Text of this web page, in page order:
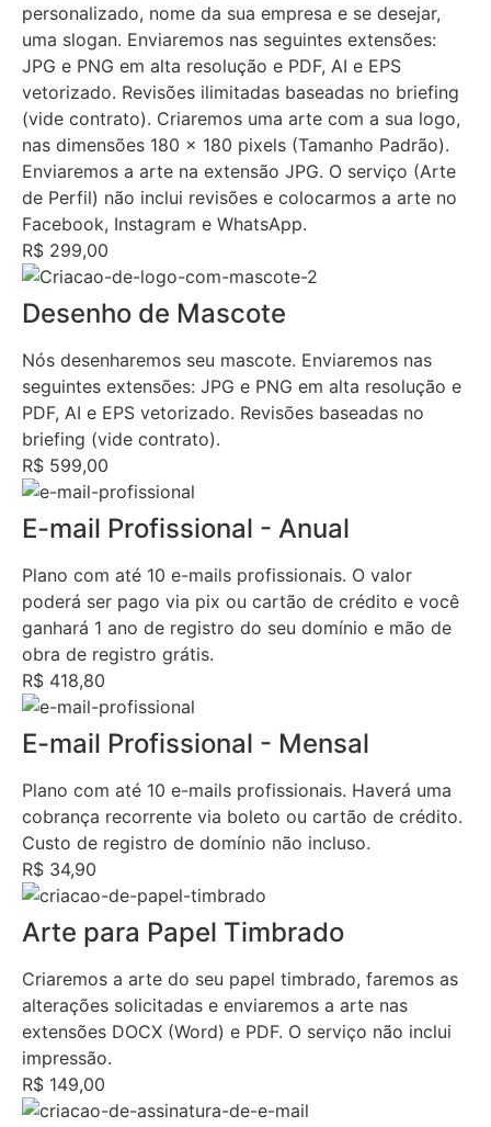
personalizado, nome da sua empresa e se desejar,
uma slogan. Enviaremos nas seguintes extensões:
JPG e PNG em alta resolução e PDF, AI e EPS
vetorizado. Revisões ilimitadas baseadas no briefing
(vide contrato). Criaremos uma arte com a sua logo,
nas dimensões 180 x 180 pixels (Tamanho Padrão).
Enviaremos a arte na extensão JPG. O serviço (Arte
de Perfil) não inclui revisões e colocarmos a arte no
Facebook, Instagram e WhatsApp.
R$ 299,00
Desenho de Mascote
Nós desenharemos seu mascote. Enviaremos nas
seguintes extensões: JPG e PNG em alta resolução e
PDF, AI e EPS vetorizado. Revisões baseadas no
briefing (vide contrato).
R$ 599,00
E-mail Profissional - Anual
Plano com até 10 e-mails profissionais. O valor
poderá ser pago via pix ou cartão de crédito e você
ganhará 1 ano de registro do seu domínio e mão de
obra de registro grátis.
R$ 418,80
E-mail Profissional - Mensal
Plano com até 10 e-mails profissionais. Haverá uma
cobrança recorrente via boleto ou cartão de crédito.
Custo de registro de domínio não incluso.
R$ 34,90
Arte para Papel Timbrado
Criaremos a arte do seu papel timbrado, faremos as
alterações solicitadas e enviaremos a arte nas
extensões DOCX (Word) e PDF. O serviço não inclui
impressão.
R$ 149,00